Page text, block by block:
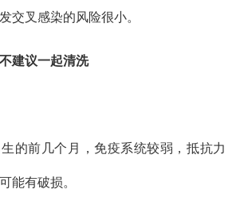
交叉感染的风险很小。
建议一起清洗
的前几个月，免疫系统较弱，抵抗力
能有破损。